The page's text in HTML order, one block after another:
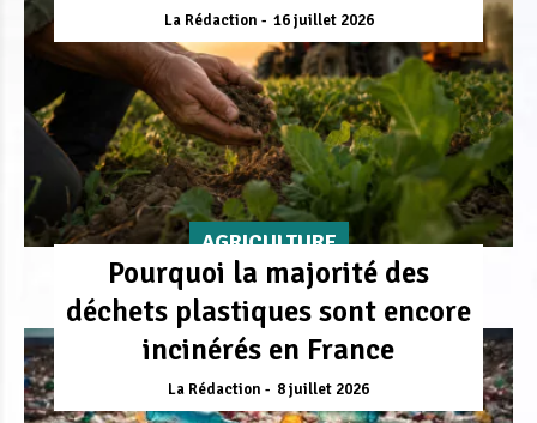
La Rédaction 16 juillet 2026
AGRICULTURE
Pourquoi la majorité des
déchets plastiques sont encore
incinérés en France
La Rédaction 8 juillet 2026